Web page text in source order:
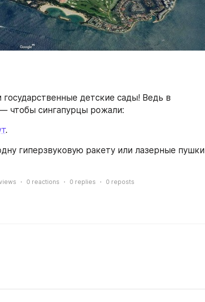
детские сады! Ведь в
чтобы сингапурцы рожали:
.
гиперзвуковую ракету или лазерные пушки
0 reactions 0 replies 0 reposts